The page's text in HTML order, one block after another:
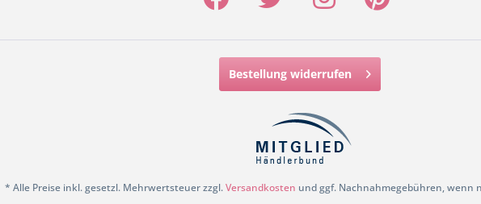
Bestellung widerrufen
* Alle Preise inkl. gesetzl. Mehrwertsteuer zzgl.Versandkosten und ggf. Nachnahmegebühren, wenn